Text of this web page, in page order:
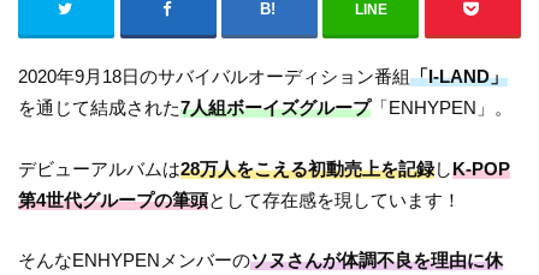
LINE
2020年9月18日のサバイバルオーディション番組「I-LAND」
を通じて結成された7人組ボーイズグループ「ENHYPEN」。
デビューアルバムは28万人をこえる初動売上を記録しK-POP
第4世代グループの筆頭として存在感を現しています！
そんなENHYPENメンバーのソヌさんが体調不良を理由に休